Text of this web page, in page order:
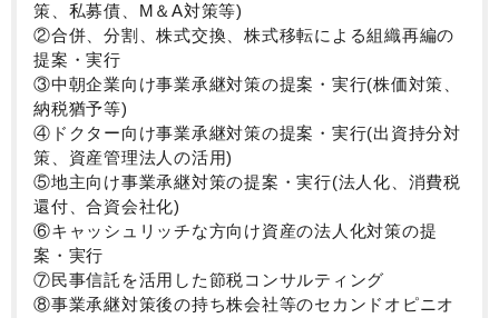
策、私募債、M＆A対策等)
②合併、分割、株式交換、株式移転による組織再編の
提案・実行
③中朝企業向け事業承継対策の提案・実行(株価対策、
納税猶予等)
④ドクター向け事業承継対策の提案・実行(出資持分対
策、資産管理法人の活用)
⑤地主向け事業承継対策の提案・実行(法人化、消費税
還付、合資会社化)
⑥キャッシュリッチな方向け資産の法人化対策の提
案・実行
⑦民事信託を活用した節税コンサルティング
⑧事業承継対策後の持ち株会社等のセカンドオピニオ